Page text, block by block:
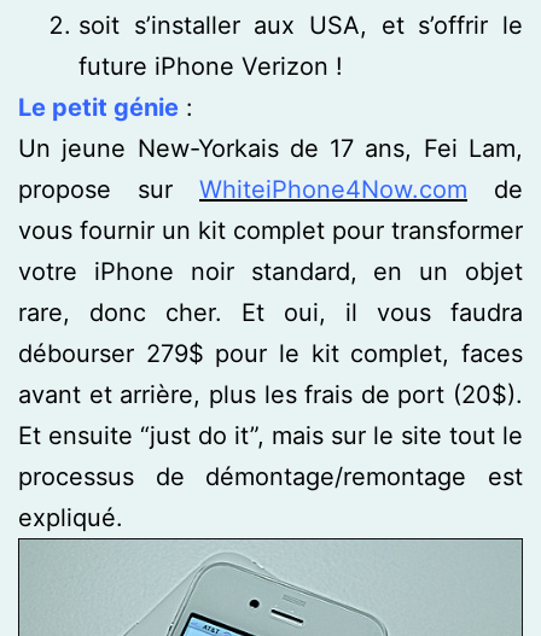
soit s’installer aux USA, et s’offrir le
future iPhone Verizon !
Le petit génie :
Un jeune New-Yorkais de 17 ans, Fei Lam,
propose sur WhiteiPhone4Now.com de
vous fournir un kit complet pour transformer
votre iPhone noir standard, en un objet
rare, donc cher. Et oui, il vous faudra
débourser 279$ pour le kit complet, faces
avant et arrière, plus les frais de port (20$).
Et ensuite “just do it”, mais sur le site tout le
processus de démontage/remontage est
expliqué.